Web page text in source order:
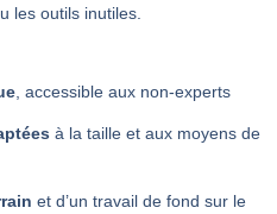
les outils inutiles.
, accessible aux non-experts
à la taille et aux moyens de
et d’un travail de fond sur le